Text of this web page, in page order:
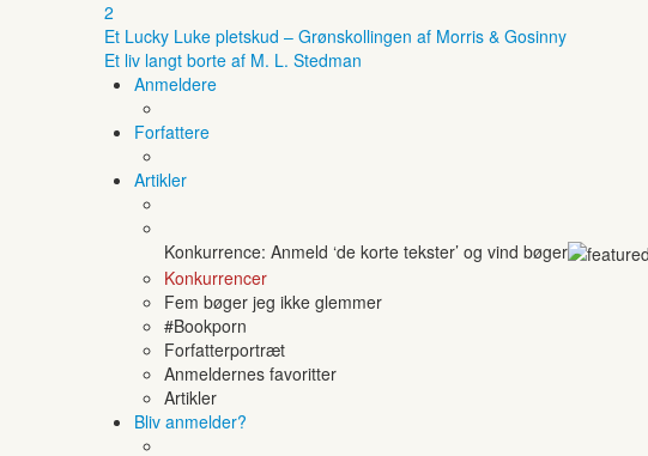
2
Et Lucky Luke pletskud – Grønskollingen af Morris & Gosinny
Et liv langt borte af M. L. Stedman
Anmeldere
Forfattere
Artikler
Konkurrence: Anmeld ‘de korte tekster’ og vind bøger
Konkurrencer
Fem bøger jeg ikke glemmer
#Bookporn
Forfatterportræt
Anmeldernes favoritter
Artikler
Bliv anmelder?